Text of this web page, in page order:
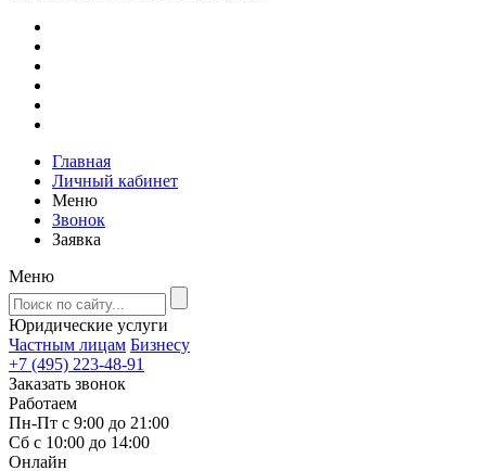
Главная
Личный кабинет
Меню
Звонок
Заявка
Меню
Юридические услуги
Частным лицам Бизнесу
+7 (495) 223-48-91
Заказать звонок
Работаем
Пн-Пт с 9:00 до 21:00
Сб с 10:00 до 14:00
Онлайн